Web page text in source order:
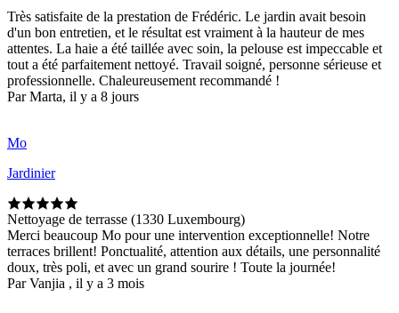
Très satisfaite de la prestation de Frédéric. Le jardin avait besoin
d'un bon entretien, et le résultat est vraiment à la hauteur de mes
attentes. La haie a été taillée avec soin, la pelouse est impeccable et
tout a été parfaitement nettoyé. Travail soigné, personne sérieuse et
professionnelle. Chaleureusement recommandé !
Par Marta, il y a 8 jours
Mo
Jardinier
Nettoyage de terrasse (1330 Luxembourg)
Merci beaucoup Mo pour une intervention exceptionnelle! Notre
terraces brillent! Ponctualité, attention aux détails, une personnalité
doux, très poli, et avec un grand sourire ! Toute la journée!
Par Vanjia , il y a 3 mois